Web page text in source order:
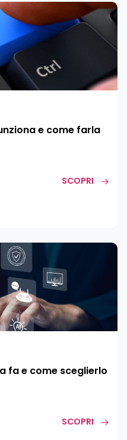
e come farla
SCOPRI
fa e come sceglierlo
SCOPRI